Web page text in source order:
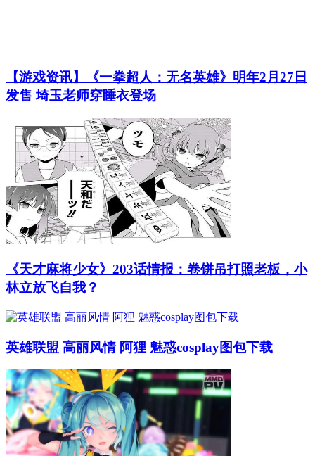
【游戏资讯】《一拳超人：无名英雄》明年2月27日
发售 埼玉老师穿睡衣登场
《天才麻将少女》203话情报：卷饼吊打照老板，小
林立放飞自我？
英雄联盟 高丽风情 阿狸 魅惑cosplay图包下载